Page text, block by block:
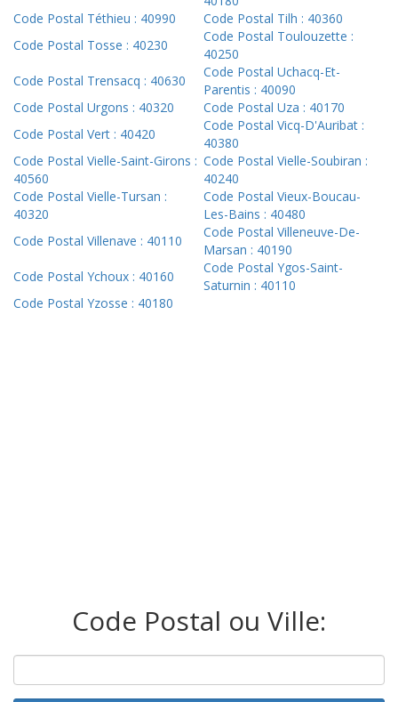
Code Postal Téthieu : 40990
Code Postal Tilh : 40360
Code Postal Tosse : 40230
Code Postal Toulouzette :
40250
Code Postal Trensacq : 40630
Code Postal Uchacq-Et-
Parentis : 40090
Code Postal Urgons : 40320
Code Postal Uza : 40170
Code Postal Vert : 40420
Code Postal Vicq-D'Auribat :
40380
Code Postal Vielle-Saint-Girons :
40560
Code Postal Vielle-Soubiran :
40240
Code Postal Vielle-Tursan :
40320
Code Postal Vieux-Boucau-
Les-Bains : 40480
Code Postal Villenave : 40110
Code Postal Villeneuve-De-
Marsan : 40190
Code Postal Ychoux : 40160
Code Postal Ygos-Saint-
Saturnin : 40110
Code Postal Yzosse : 40180
Code Postal ou Ville: